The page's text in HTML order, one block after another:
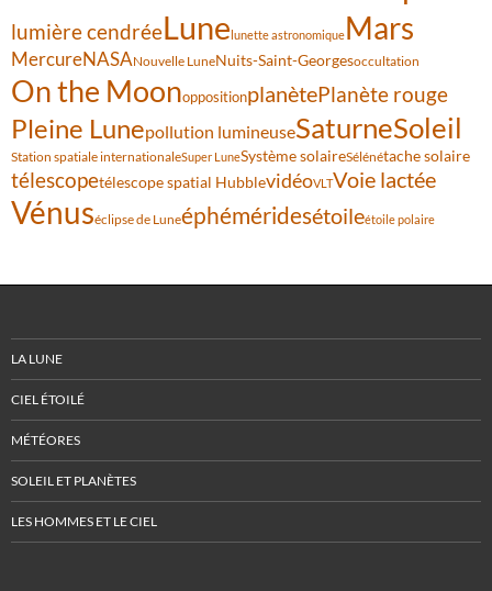
lumière cendréeLune lunette astronomiqueMars
MercureNASANouvelle LuneNuits-Saint-Georgesoccultation
On the MoonoppositionplanètePlanète rouge
Pleine Lunepollution lumineuseSaturneSoleil
Station spatiale internationaleSuper LuneSystème solaireSélénétache solaire
télescopetélescope spatial HubblevidéoVLTVoie lactée
Vénuséclipse de Luneéphéméridesétoileétoile polaire
LA LUNE
CIEL ÉTOILÉ
MÉTÉORES
SOLEIL ET PLANÈTES
LES HOMMES ET LE CIEL